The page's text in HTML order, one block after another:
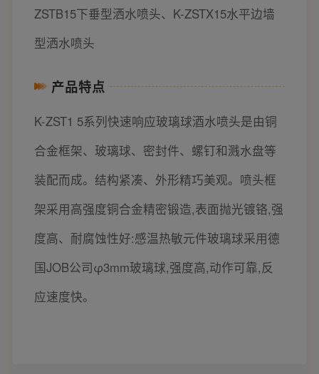
ZSTB15下垂型洒水喷头、K-ZSTX15水平边墙
型洒水喷头
产品特点
K-ZST1 5系列快速响应玻璃球酒水喷头是由铜
合金框架、玻璃球、密封件、螺钉和溅水盘等
装配而成。结构紧凑、外形精巧美观。喷头框
架采用高强度铜合金精密锻造,表面抛光镀铬,强
度高、耐腐蚀性好:感温热敏元件玻璃球采用德
国JOB公司φ3mm玻璃球,强度高,动作可靠,反
应速度快。